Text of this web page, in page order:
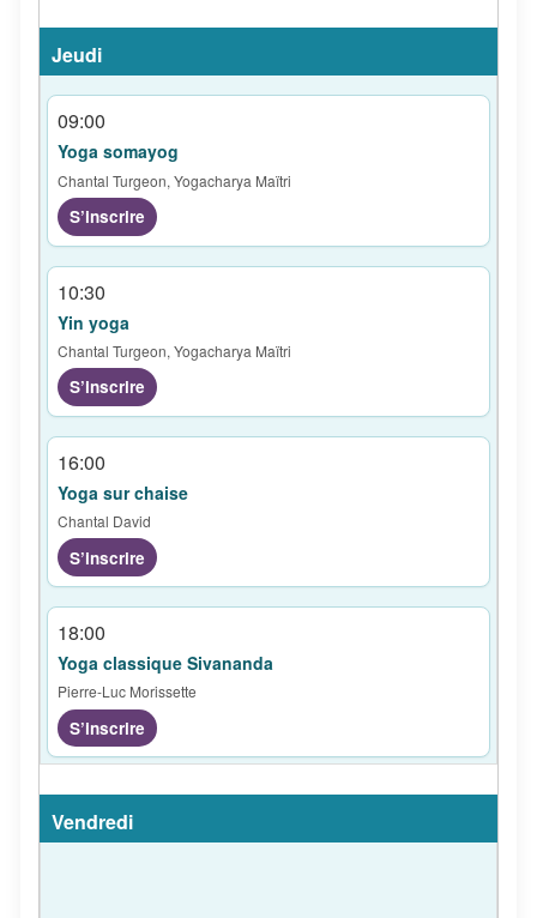
09:00
Yoga somayog
Chantal Turgeon, Yogacharya Maïtri
S’inscrire
10:30
Yin yoga
Chantal Turgeon, Yogacharya Maïtri
S’inscrire
16:00
Yoga sur chaise
Chantal David
S’inscrire
18:00
Yoga classique Sivananda
Pierre-Luc Morissette
S’inscrire